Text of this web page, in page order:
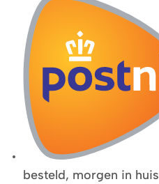
besteld, morgen in huis